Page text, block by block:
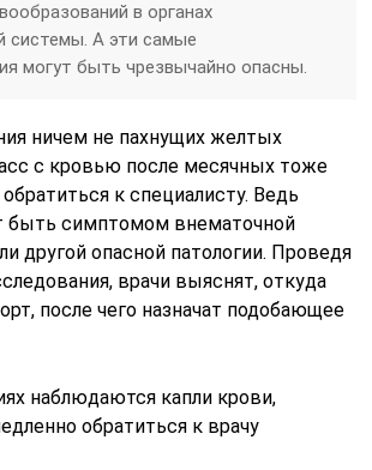
в органах
системы. А эти самые
могут быть чрезвычайно опасны.
ничем не пахнущих желтых
с кровью после месячных тоже
к специалисту. Ведь
быть симптомом внематочной
другой опасной патологии. Проведя
врачи выяснят, откуда
после чего назначат подобающее
наблюдаются капли крови,
обратиться к врачу